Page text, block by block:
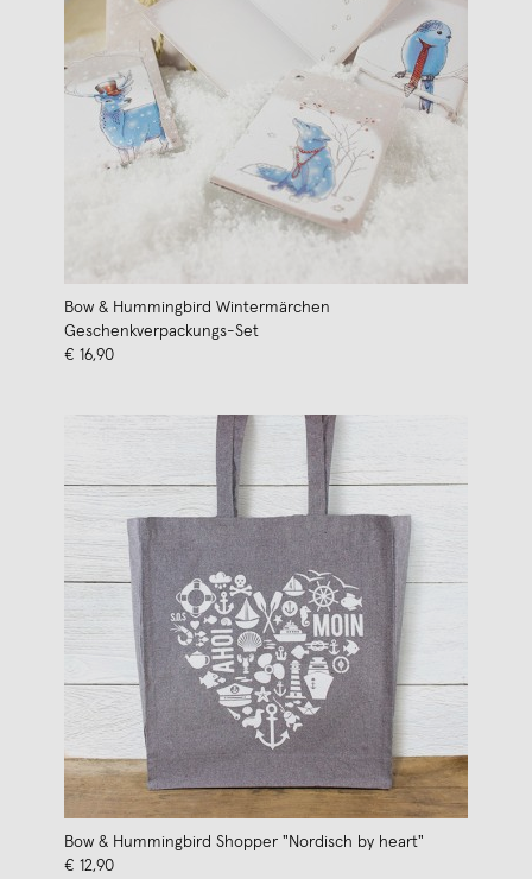
Bow & Hummingbird Wintermärchen
Geschenkverpackungs-Set
€ 16,90
Bow & Hummingbird Shopper "Nordisch by heart"
€ 12,90